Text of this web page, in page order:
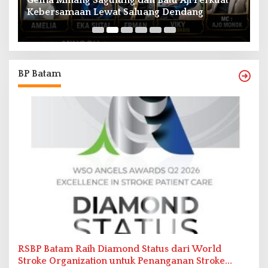
Hiburan Tanah Air Berduka
BP Batam
RSBP Batam Raih Diamond Status dari World
Stroke Organization untuk Penanganan Stroke